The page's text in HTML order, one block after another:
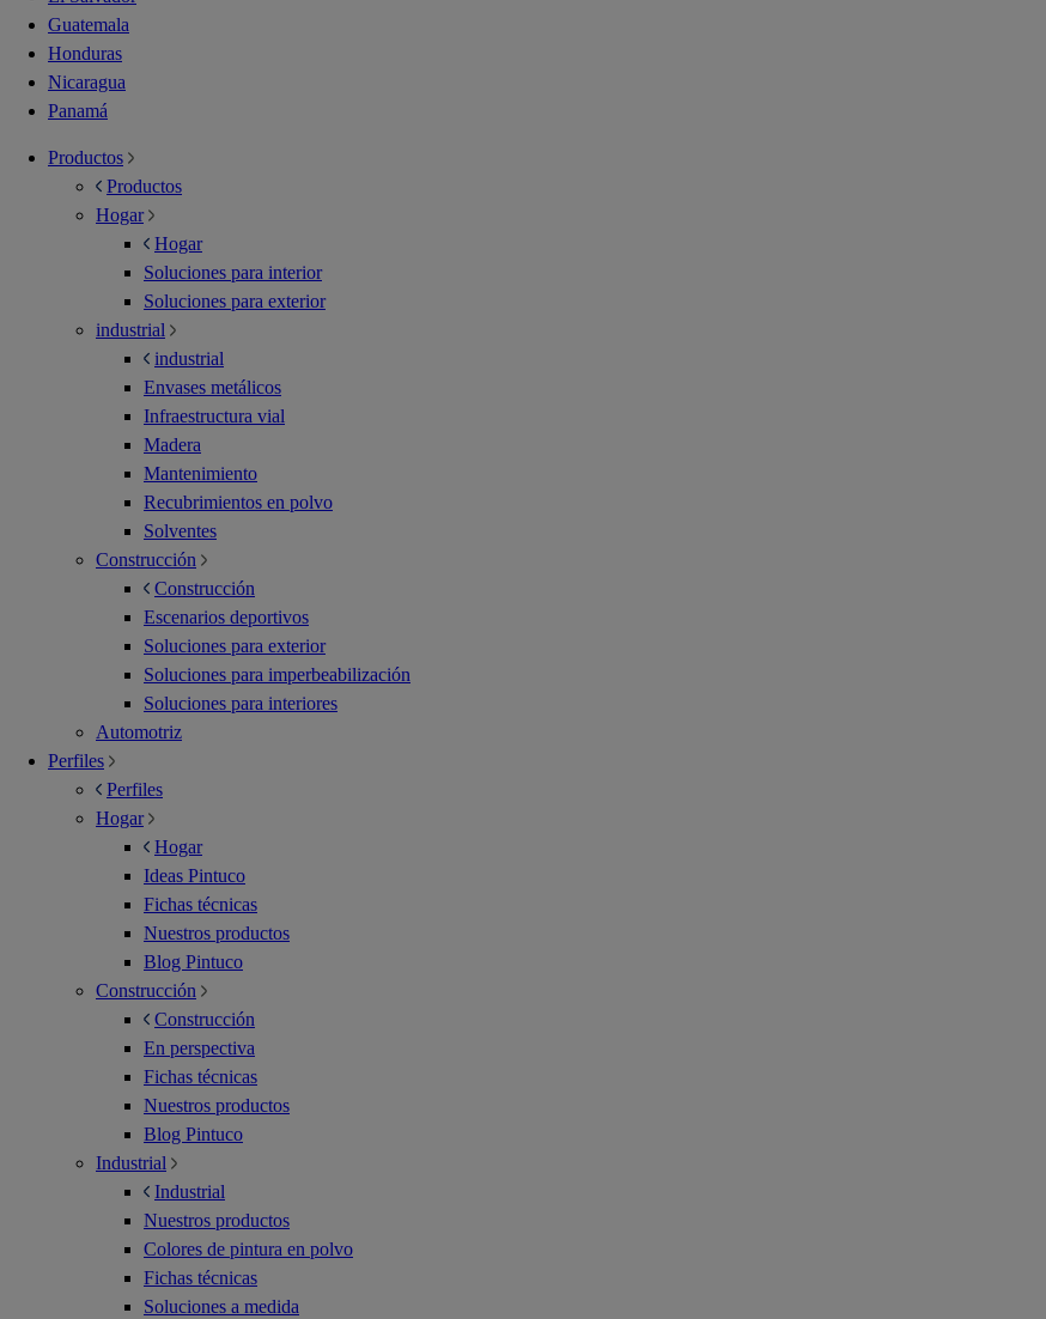
Guatemala
Honduras
Nicaragua
Panamá
Productos
Productos
Hogar
Hogar
Soluciones para interior
Soluciones para exterior
industrial
industrial
Envases metálicos
Infraestructura vial
Madera
Mantenimiento
Recubrimientos en polvo
Solventes
Construcción
Construcción
Escenarios deportivos
Soluciones para exterior
Soluciones para imperbeabilización
Soluciones para interiores
Automotriz
Perfiles
Perfiles
Hogar
Hogar
Ideas Pintuco
Fichas técnicas
Nuestros productos
Blog Pintuco
Construcción
Construcción
En perspectiva
Fichas técnicas
Nuestros productos
Blog Pintuco
Industrial
Industrial
Nuestros productos
Colores de pintura en polvo
Fichas técnicas
Soluciones a medida